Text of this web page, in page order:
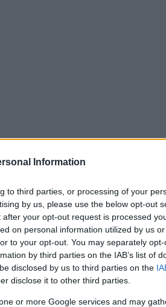
Information
to third parties, or processing of your
by us, please use the below opt-out
your opt-out request is processed
on personal information utilized by us
to your opt-out. You may separately
by third parties on the IAB’s list of
disclosed by us to third parties on the
disclose it to other third parties.
or more Google services and may
εδώ